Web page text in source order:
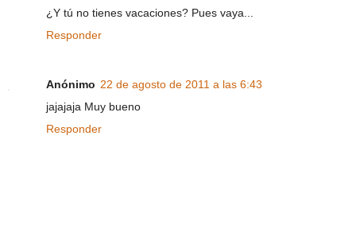
¿Y tú no tienes vacaciones? Pues vaya...
Responder
Anónimo 22 de agosto de 2011 a las 6:43
jajajaja Muy bueno
Responder